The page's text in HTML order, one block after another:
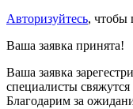
Авторизуйтесь, чтобы
Ваша заявка принята!
Ваша заявка
специалисты
Благодарим за